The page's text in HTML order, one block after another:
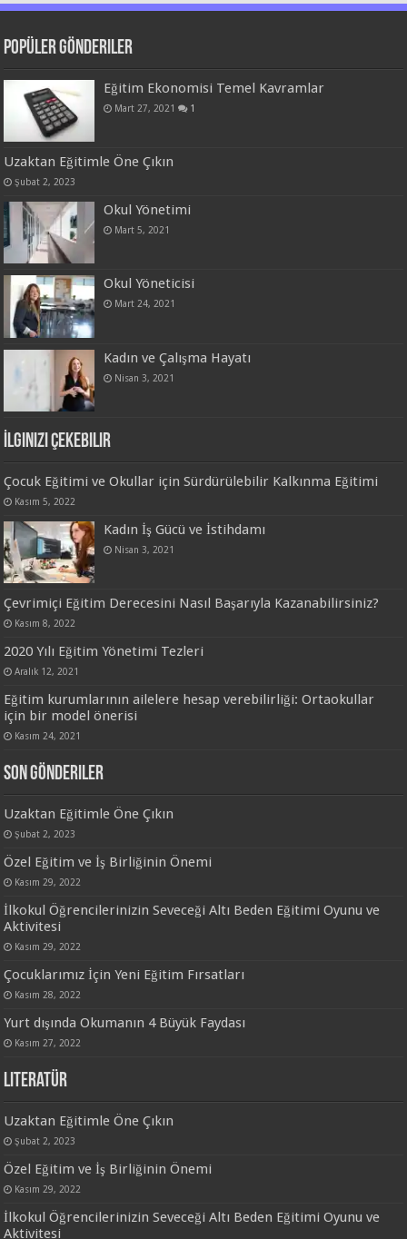
Popüler Gönderiler
Eğitim Ekonomisi Temel Kavramlar
Mart 27, 2021 1
Uzaktan Eğitimle Öne Çıkın
Şubat 2, 2023
Okul Yönetimi
Mart 5, 2021
Okul Yöneticisi
Mart 24, 2021
Kadın ve Çalışma Hayatı
Nisan 3, 2021
İlginizi Çekebilir
Çocuk Eğitimi ve Okullar için Sürdürülebilir Kalkınma Eğitimi
Kasım 5, 2022
Kadın İş Gücü ve İstihdamı
Nisan 3, 2021
Çevrimiçi Eğitim Derecesini Nasıl Başarıyla Kazanabilirsiniz?
Kasım 8, 2022
2020 Yılı Eğitim Yönetimi Tezleri
Aralık 12, 2021
Eğitim kurumlarının ailelere hesap verebilirliği: Ortaokullar
için bir model önerisi
Kasım 24, 2021
Son Gönderiler
Uzaktan Eğitimle Öne Çıkın
Şubat 2, 2023
Özel Eğitim ve İş Birliğinin Önemi
Kasım 29, 2022
İlkokul Öğrencilerinizin Seveceği Altı Beden Eğitimi Oyunu ve
Aktivitesi
Kasım 29, 2022
Çocuklarımız İçin Yeni Eğitim Fırsatları
Kasım 28, 2022
Yurt dışında Okumanın 4 Büyük Faydası
Kasım 27, 2022
Literatür
Uzaktan Eğitimle Öne Çıkın
Şubat 2, 2023
Özel Eğitim ve İş Birliğinin Önemi
Kasım 29, 2022
İlkokul Öğrencilerinizin Seveceği Altı Beden Eğitimi Oyunu ve
Aktivitesi